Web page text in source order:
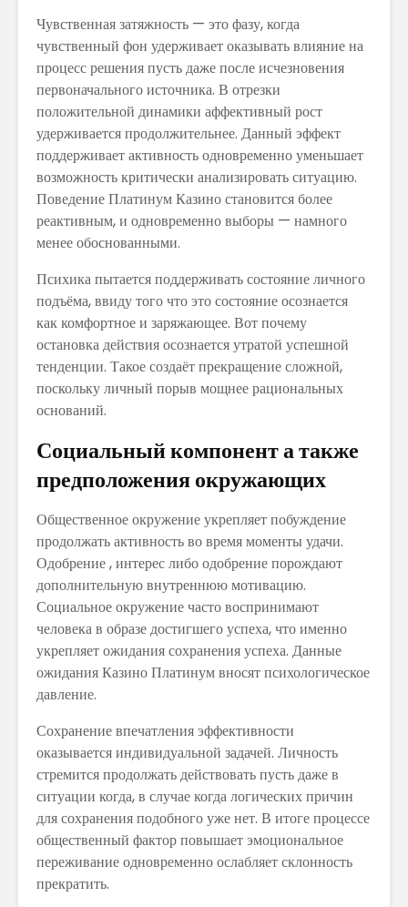
Чувственная затяжность — это фазу, когда
чувственный фон удерживает оказывать влияние на
процесс решения пусть даже после исчезновения
первоначального источника. В отрезки
положительной динамики аффективный рост
удерживается продолжительнее. Данный эффект
поддерживает активность одновременно уменьшает
возможность критически анализировать ситуацию.
Поведение Платинум Казино становится более
реактивным, и одновременно выборы — намного
менее обоснованными.
Психика пытается поддерживать состояние личного
подъёма, ввиду того что это состояние осознается
как комфортное и заряжающее. Вот почему
остановка действия осознается утратой успешной
тенденции. Такое создаёт прекращение сложной,
поскольку личный порыв мощнее рациональных
оснований.
Социальный компонент а также
предположения окружающих
Общественное окружение укрепляет побуждение
продолжать активность во время моменты удачи.
Одобрение , интерес либо одобрение порождают
дополнительную внутреннюю мотивацию.
Социальное окружение часто воспринимают
человека в образе достигшего успеха, что именно
укрепляет ожидания сохранения успеха. Данные
ожидания Казино Платинум вносят психологическое
давление.
Сохранение впечатления эффективности
оказывается индивидуальной задачей. Личность
стремится продолжать действовать пусть даже в
ситуации когда, в случае когда логических причин
для сохранения подобного уже нет. В итоге процессе
общественный фактор повышает эмоциональное
переживание одновременно ослабляет склонность
прекратить.